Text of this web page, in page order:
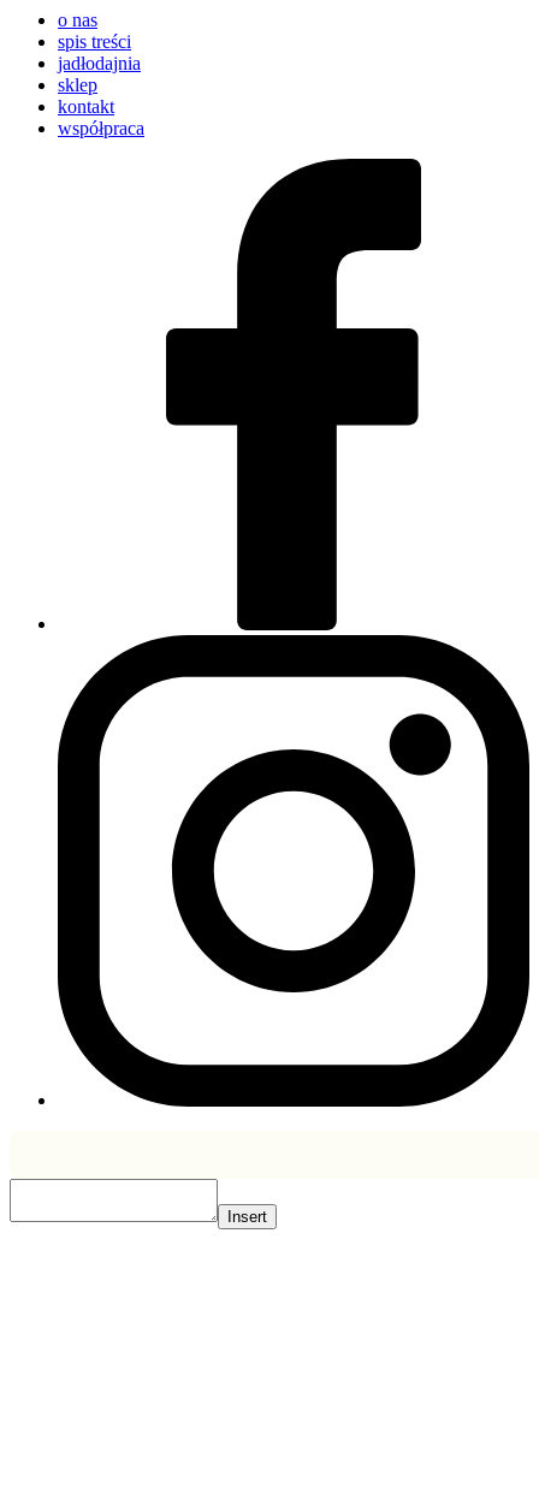
o nas
spis treści
jadłodajnia
sklep
kontakt
współpraca
Insert